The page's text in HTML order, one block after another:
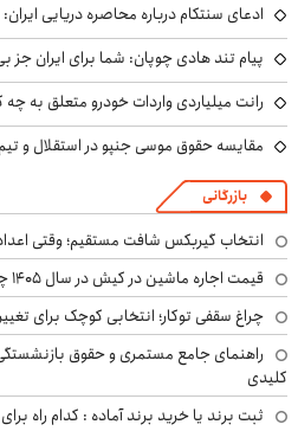
ادعای سنتکام درباره محاصره دریایی ایران: مانع بیش
پیام تند هادی چوپان: شما برای ایران جز
رانت میلیاردی واردات خودرو متعلق به
مقایسه حقوق موسی جنپو در استقلال و
بازرگانی
انتخاب گیربکس شافت مستقیم؛ وقتی
قیمت اجاره ماشین در کیش در سال ۱۴۰۵ چقدر تغییر کرده است؟
چراغ سقفی توکار؛ انتخابی کوچک برای
راهنمای جامع مستمری و حقوق
کلیدی
ثبت برند یا خرید برند آماده : کدام راه